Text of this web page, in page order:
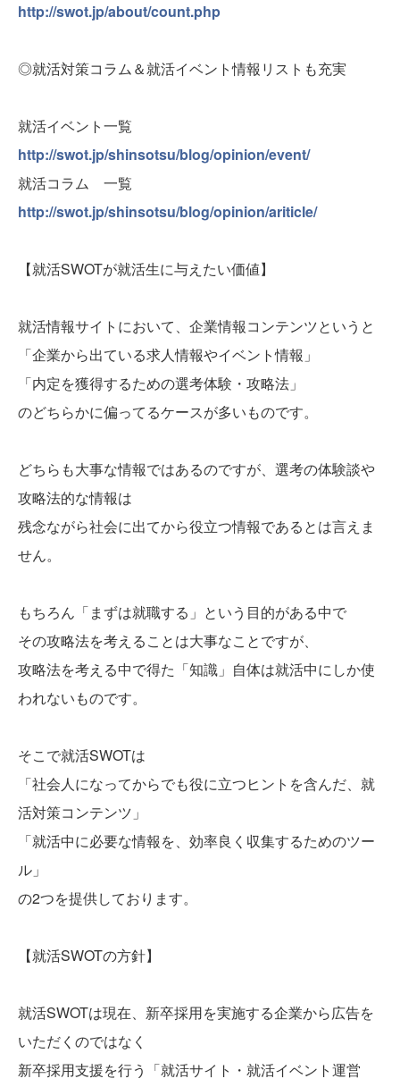
http://swot.jp/about/count.php
◎就活対策コラム＆就活イベント情報リストも充実
就活イベント一覧
http://swot.jp/shinsotsu/blog/opinion/event/
就活コラム 一覧
http://swot.jp/shinsotsu/blog/opinion/ariticle/
【就活SWOTが就活生に与えたい価値】
就活情報サイトにおいて、企業情報コンテンツというと
「企業から出ている求人情報やイベント情報」
「内定を獲得するための選考体験・攻略法」
のどちらかに偏ってるケースが多いものです。
どちらも大事な情報ではあるのですが、選考の体験談や
攻略法的な情報は
残念ながら社会に出てから役立つ情報であるとは言えま
せん。
もちろん「まずは就職する」という目的がある中で
その攻略法を考えることは大事なことですが、
攻略法を考える中で得た「知識」自体は就活中にしか使
われないものです。
そこで就活SWOTは
「社会人になってからでも役に立つヒントを含んだ、就
活対策コンテンツ」
「就活中に必要な情報を、効率良く収集するためのツー
ル」
の2つを提供しております。
【就活SWOTの方針】
就活SWOTは現在、新卒採用を実施する企業から広告を
いただくのではなく
新卒採用支援を行う「就活サイト・就活イベント運営